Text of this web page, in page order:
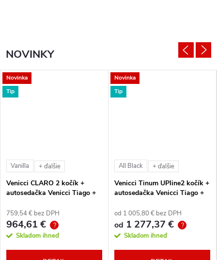
NOVINKY
Novinka
Tip
Vanilla + ďalšie
Venicci CLARO 2 kočík +
autosedačka Venicci Tiago +
759,54 € bez DPH
964,61 € ?
Skladom ihneď
Novinka
Tip
All Black + ďalšie
Venicci Tinum UPline2 kočík +
autosedačka Venicci Tiago +
od 1 005,80 € bez DPH
od 1 277,37 € ?
Skladom ihneď